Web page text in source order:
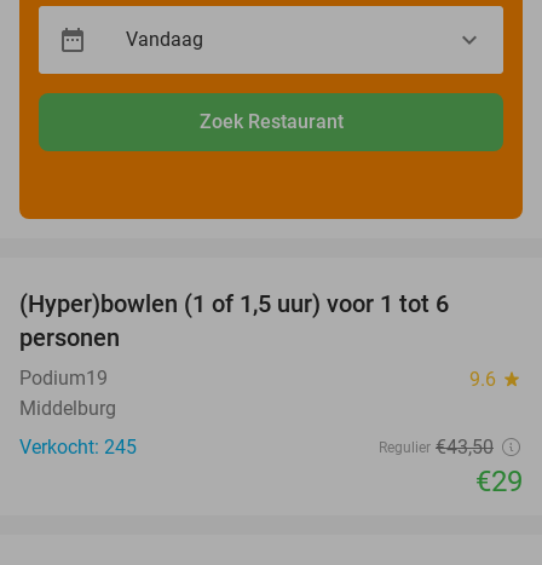
Zoek Restaurant
(Hyper)bowlen (1 of 1,5 uur) voor 1 tot 6
personen
Podium19 9.6 star
Middelburg
Verkocht: 245
Regulier €43,50
€29